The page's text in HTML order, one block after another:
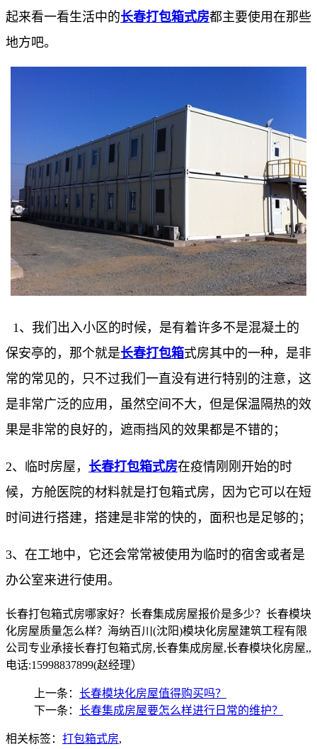
起来看一看生活中的长春打包箱式房都主要使用在那些
地方吧。
1、我们出入小区的时候，是有着许多不是混凝土的
保安亭的，那个就是长春打包箱式房其中的一种，是非
常的常见的，只不过我们一直没有进行特别的注意，这
是非常广泛的应用，虽然空间不大，但是保温隔热的效
果是非常的良好的，遮雨挡风的效果都是不错的；
2、临时房屋， 长春打包箱式房在疫情刚刚开始的时
候，方舱医院的材料就是打包箱式房，因为它可以在短
时间进行搭建，搭建是非常的快的，面积也是足够的；
3、在工地中，它还会常常被使用为临时的宿舍或者是
办公室来进行使用。
长春打包箱式房哪家好？长春集成房屋报价是多少？长春模块
化房屋质量怎么样？海纳百川(沈阳)模块化房屋建筑工程有限
公司专业承接长春打包箱式房,长春集成房屋,长春模块化房屋,,
电话:15998837899(赵经理）
上一条： 长春模块化房屋值得购买吗？
下一条： 长春集成房屋要怎么样进行日常的维护？
相关标签： 打包箱式房,